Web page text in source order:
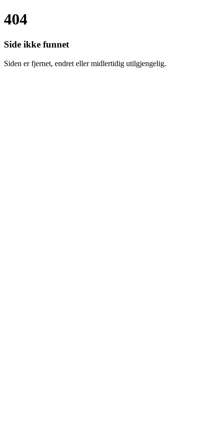
404
Side ikke funnet
Siden er fjernet, endret eller midlertidig utilgjengelig.